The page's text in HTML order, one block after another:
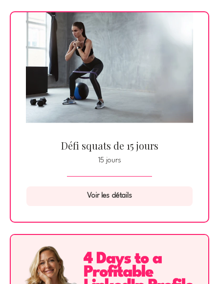
Défi squats de 15 jours
15 jours
Voir les détails